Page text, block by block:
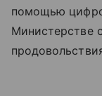
помощью
Министерстве